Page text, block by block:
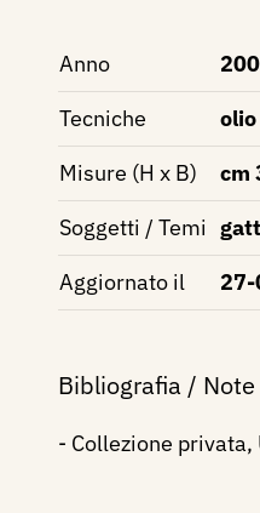
Anno
Tecniche
Misure (H x B)
cm
Soggetti / Temi
Aggiornato il
Bibliografia / Note
- Collezione privata,